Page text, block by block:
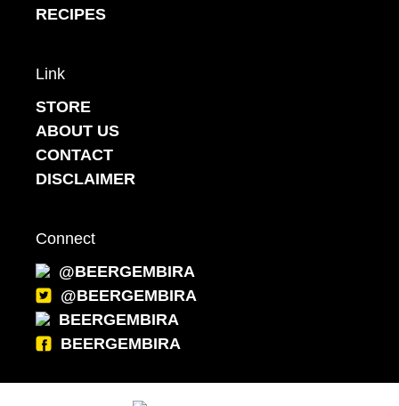
RECIPES
Link
STORE
ABOUT US
CONTACT
DISCLAIMER
Connect
@BEERGEMBIRA
@BEERGEMBIRA
BEERGEMBIRA
BEERGEMBIRA